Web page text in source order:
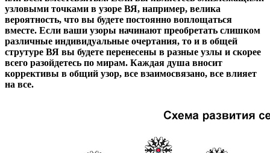
узловыми точками в узоре ВЯ, например, велика
вероятность, что вы будете постоянно воплощаться
вместе. Если ваши узоры начинают преобретать слишком
различные индивидуальные очертания, то и в общей
струтуре ВЯ вы будете перенесены в разные узлы и скорее
всего разойдетесь по мирам. Каждая душа вносит
коррективы в общий узор, все взаимосвязано, все влияет
на все.